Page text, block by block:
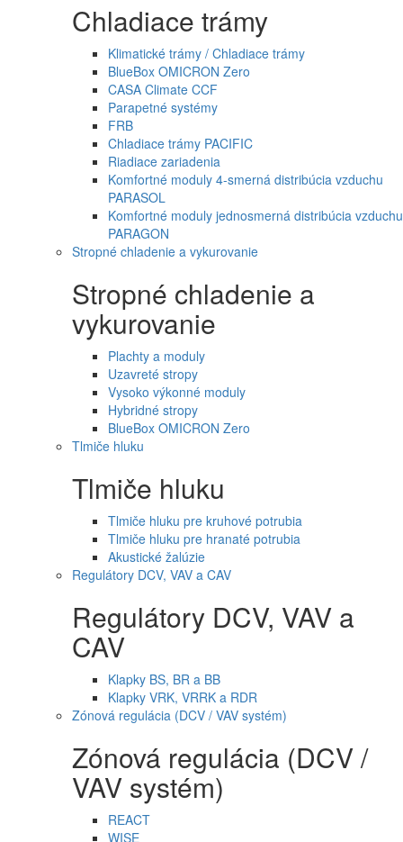
Chladiace trámy
Klimatické trámy / Chladiace trámy
BlueBox OMICRON Zero
CASA Climate CCF
Parapetné systémy
FRB
Chladiace trámy PACIFIC
Riadiace zariadenia
Komfortné moduly 4-smerná distribúcia vzduchu
PARASOL
Komfortné moduly jednosmerná distribúcia vzduchu
PARAGON
Stropné chladenie a vykurovanie
Stropné chladenie a
vykurovanie
Plachty a moduly
Uzavreté stropy
Vysoko výkonné moduly
Hybridné stropy
BlueBox OMICRON Zero
Tlmiče hluku
Tlmiče hluku
Tlmiče hluku pre kruhové potrubia
Tlmiče hluku pre hranaté potrubia
Akustické žalúzie
Regulátory DCV, VAV a CAV
Regulátory DCV, VAV a
CAV
Klapky BS, BR a BB
Klapky VRK, VRRK a RDR
Zónová regulácia (DCV / VAV systém)
Zónová regulácia (DCV /
VAV systém)
REACT
WISE